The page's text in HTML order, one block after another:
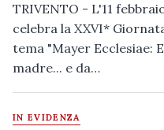
TRIVENTO - L'11
celebra la XXVI*
tema "Mayer Ecclesiae:
madre... e da…
IN EVIDENZA